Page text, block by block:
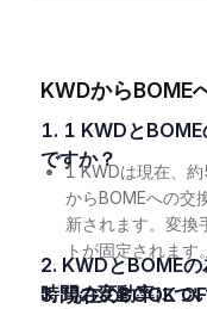
KWDからBOME
1. 1 KWDとBOMEの現在の為替レートはいくら
ですか？
1 KWDは現在、
からBOMEへの交
新されます。変換
トが固定されます。
2. KWDとBOMEの為替レートにおける、過去24
時間の変動率につ
3. 現在のBOOK OF MEMEの流通量はどれくらい